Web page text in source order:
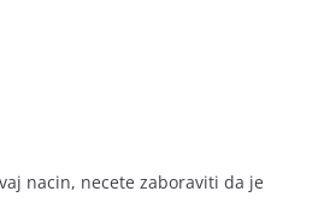
nacin, necete zaboraviti da je